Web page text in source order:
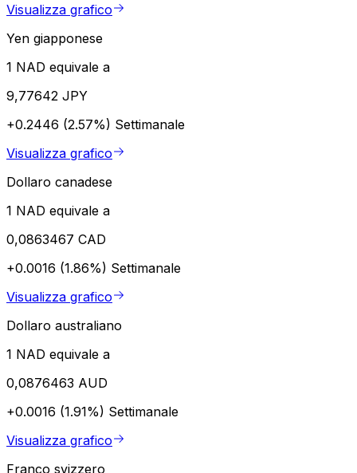
Visualizza grafico
Yen giapponese
1 NAD equivale a
9,77642 JPY
+0.2446 (2.57%) Settimanale
Visualizza grafico
Dollaro canadese
1 NAD equivale a
0,0863467 CAD
+0.0016 (1.86%) Settimanale
Visualizza grafico
Dollaro australiano
1 NAD equivale a
0,0876463 AUD
+0.0016 (1.91%) Settimanale
Visualizza grafico
Franco svizzero